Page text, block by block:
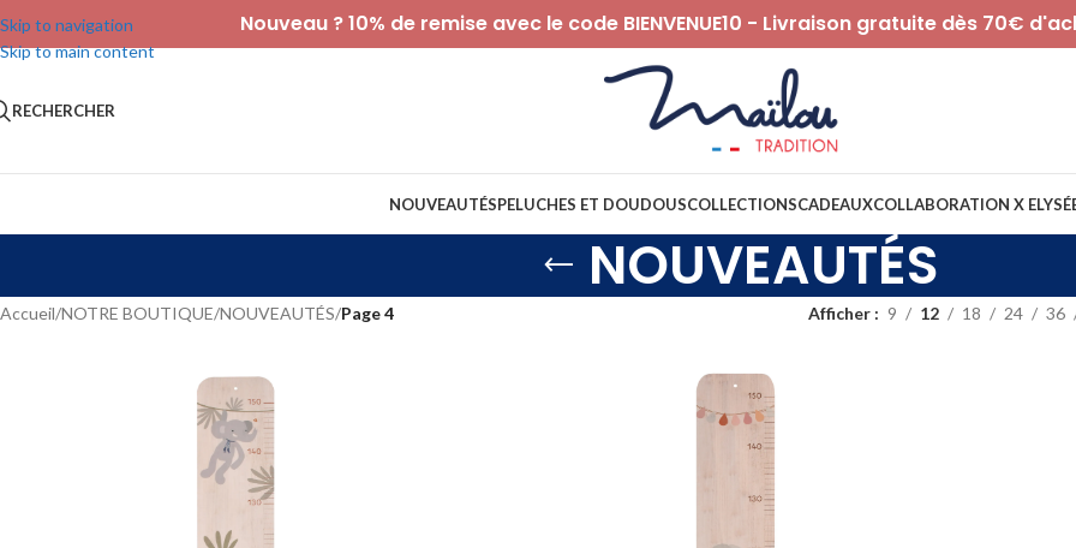
Skip to navigation
Skip to main content
Nouveau ? 10% de remise avec le code BIENVENUE10 - Livraison gratuite dès 70€
RECHERCHER
NOUVEAUTÉSPELUCHES ET DOUDOUSCOLLECTIONSCADEAUXCOLLABORATION X
NOUVEAUTÉS
Accueil/NOTRE BOUTIQUE/NOUVEAUTÉS/Page 4 Afficher 9 12 18 24 36